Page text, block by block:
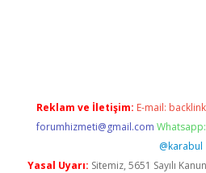
Reklam ve İletişim: E-mail:
forumhizmeti@gmail.com
@karabul
Yasal Uyarı: Sitemiz, 5651 Sayılı